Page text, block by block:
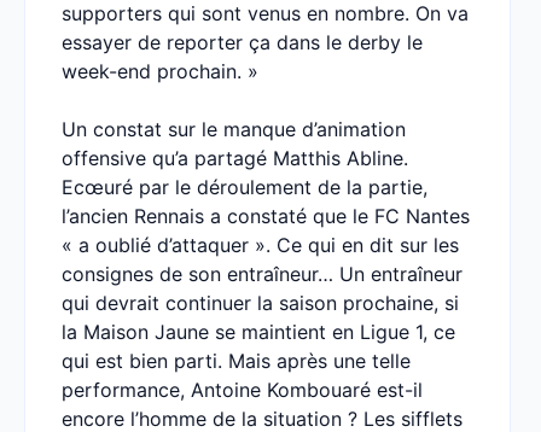
supporters qui sont venus en nombre. On va
essayer de reporter ça dans le derby le
week-end prochain. »
Un constat sur le manque d’animation
offensive qu’a partagé Matthis Abline.
Ecœuré par le déroulement de la partie,
l’ancien Rennais a constaté que le FC Nantes
« a oublié d’attaquer ». Ce qui en dit sur les
consignes de son entraîneur… Un entraîneur
qui devrait continuer la saison prochaine, si
la Maison Jaune se maintient en Ligue 1, ce
qui est bien parti. Mais après une telle
performance, Antoine Kombouaré est-il
encore l’homme de la situation ? Les sifflets